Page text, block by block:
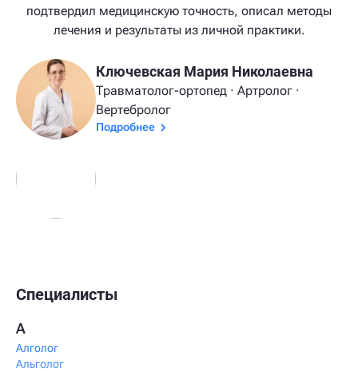
подтвердил медицинскую точность, описал методы
лечения и результаты из личной практики.
Ключевская Мария Николаевна
Травматолог-ортопед · Артролог ·
Вертебролог
Подробнее
Специалисты
А
Алголог
Альголог